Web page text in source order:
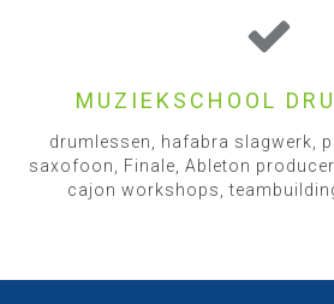
MUZIEKSCHOOL
drumlessen, hafabra slagwerk,
saxofoon, Finale, Ableton
cajon workshops,